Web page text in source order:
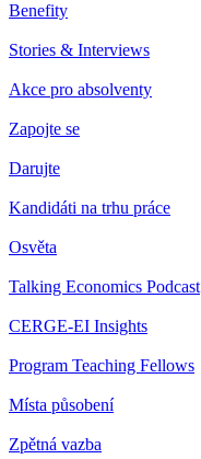
Benefity
Stories & Interviews
Akce pro absolventy
Zapojte se
Darujte
Kandidáti na trhu práce
Osvěta
Talking Economics Podcast
CERGE-EI Insights
Program Teaching Fellows
Místa působení
Zpětná vazba